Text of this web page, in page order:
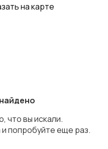
на карте
что вы искали.
попробуйте еще раз.